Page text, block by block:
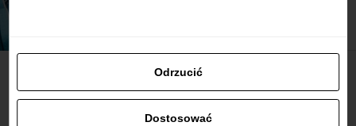
Najbardziej popularne
Odrzucić
Dostosować